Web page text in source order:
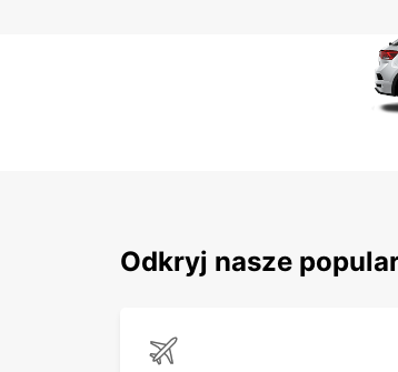
Odkryj nasze